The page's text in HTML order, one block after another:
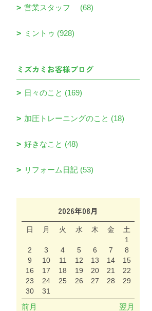
営業スタッフ (68)
ミントゥ (928)
ミズカミお客様ブログ
日々のこと (169)
加圧トレーニングのこと (18)
好きなこと (48)
リフォーム日記 (53)
2026年08月
日 月 火 水 木 金
土
1
2
3 4 5 6 7
8
9
10 11 12 13 14
15
16
17 18 19 20 21
22
23
24 25 26 27 28
29
30
31
前月 翌月